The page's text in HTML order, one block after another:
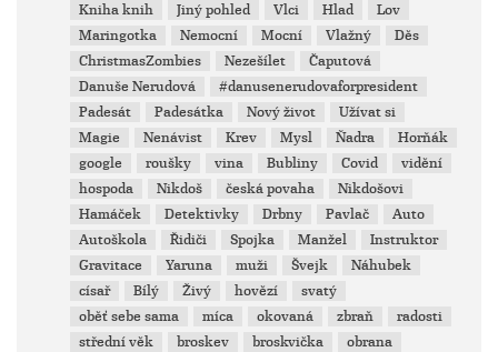
Kniha knih
Jiný pohled Vlci Hlad
Lov
Maringotka
Nemocní Mocní Vlažný
Děs
ChristmasZombies
Nezešílet
Čaputová
Danuše Nerudová
#danusenerudovaforpresident
Padesát
Padesátka Nový život
Užívat si
Magie
Nenávist Krev Mysl Ňadra
Horňák
google
roušky vina Bubliny Covid
vidění
hospoda
Nikdoš česká povaha
Nikdošovi
Hamáček
Detektivky Drbny Pavlač
Auto
Autoškola
Řidiči Spojka Manžel
Instruktor
Gravitace
Yaruna muži Švejk
Náhubek
císař
Bílý Živý hovězí
svatý
oběť sebe sama
míca okovaná zbraň
radosti
střední věk
broskev broskvička
obrana